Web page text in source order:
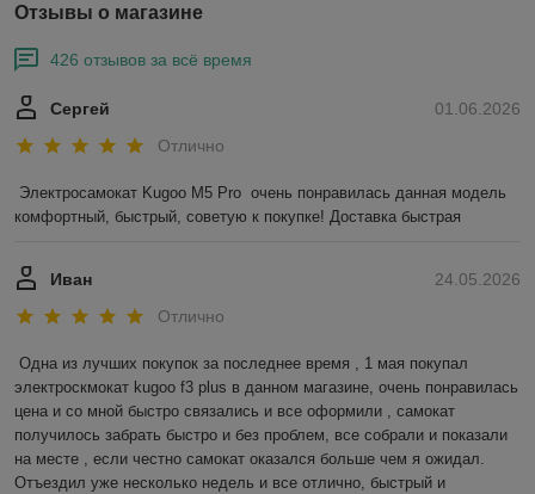
Отзывы о магазине
426 отзывов за всё время
01.06.2026
Сергей
Отлично
Электросамокат Kugoo M5 Pro  очень понравилась данная модель
комфортный, быстрый, советую к покупке! Доставка быстрая
24.05.2026
Иван
Отлично
Одна из лучших покупок за последнее время , 1 мая покупал
электроскмокат kugoo f3 plus в данном магазине, очень понравилась
цена и со мной быстро связались и все оформили , самокат
получилось забрать быстро и без проблем, все собрали и показали
на месте , если честно самокат оказался больше чем я ожидал.
Отъездил уже несколько недель и все отлично, быстрый и